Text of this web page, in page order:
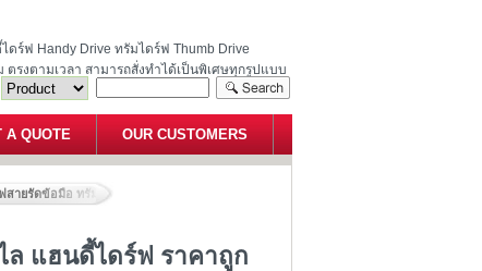
ร์ฟ Handy Drive ทรัมไดร์ฟ Thumb Drive
รงตามเวลา สามารถสั่งทำได้เป็นพิเศษทุกรูปแบบ
A QUOTE OUR CUSTOMERS
ายรัดข้อมือ ทรัมไดร์ ริสแบนด์ กำไล แฮนดี้ไดร์ฟ ราคาถูก
แฮนดี้ไดร์ฟ ราคาถูก